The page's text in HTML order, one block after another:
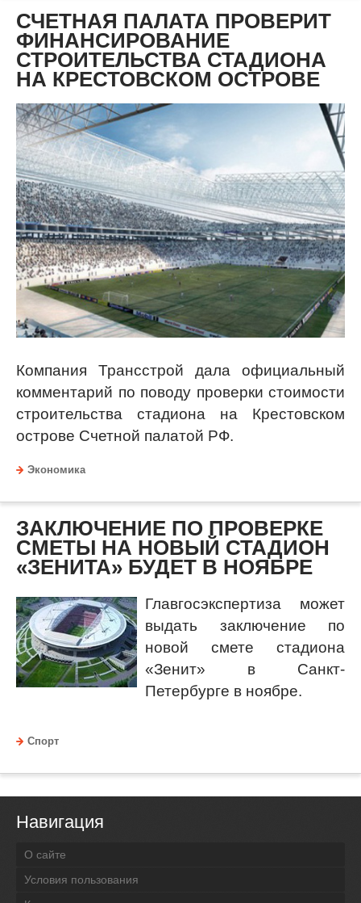
СЧЕТНАЯ ПАЛАТА ПРОВЕРИТ
ФИНАНСИРОВАНИЕ
СТРОИТЕЛЬСТВА СТАДИОНА
НА КРЕСТОВСКОМ ОСТРОВЕ
Компания Трансстрой дала официальный
комментарий по поводу проверки стоимости
строительства стадиона на Крестовском
острове Счетной палатой РФ.
Экономика
ЗАКЛЮЧЕНИЕ ПО ПРОВЕРКЕ
СМЕТЫ НА НОВЫЙ СТАДИОН
«ЗЕНИТА» БУДЕТ В НОЯБРЕ
Главгосэкспертиза может
выдать заключение по
новой смете стадиона
«Зенит» в Санкт-
Петербурге в ноябре.
Спорт
Навигация
О сайте
Условия пользования